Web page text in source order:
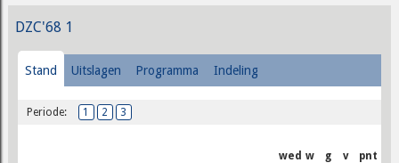
DZC'68 1
Stand Uitslagen Programma Indeling
Periode: 1 2 3
wed w g v pnt